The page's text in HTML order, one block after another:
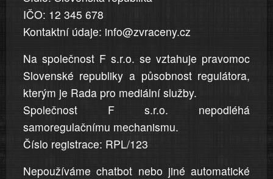
a
úplná
IČO: 12 345 678
Kontaktní údaje: info@zvraceny.cz
Na společnost F s.r.o. se vztahuje pravomoc
Slovenské republiky a působnost regulátora,
kterým je Rada pro mediální služby.
Společnost F s.r.o. nepodléhá
samoregulačnímu mechanismu.
Číslo registrace: RPL/123
Nepoužíváme chatbot nebo jiné automatické